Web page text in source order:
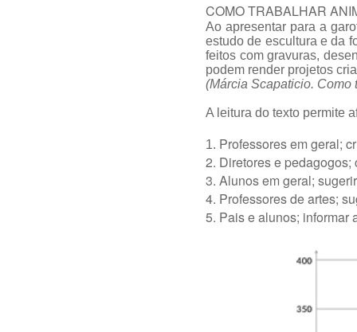
COMO TRABALHAR
Ao apresentar para a
estudo de escultura e da
feitos com gravuras,
podem render projetos
(Márcia Scapaticio. Como
A leitura do texto permite
1. Professores em geral;
2. Diretores e
3. Alunos em geral;
4. Professores de artes;
5. Pais e alunos; informar